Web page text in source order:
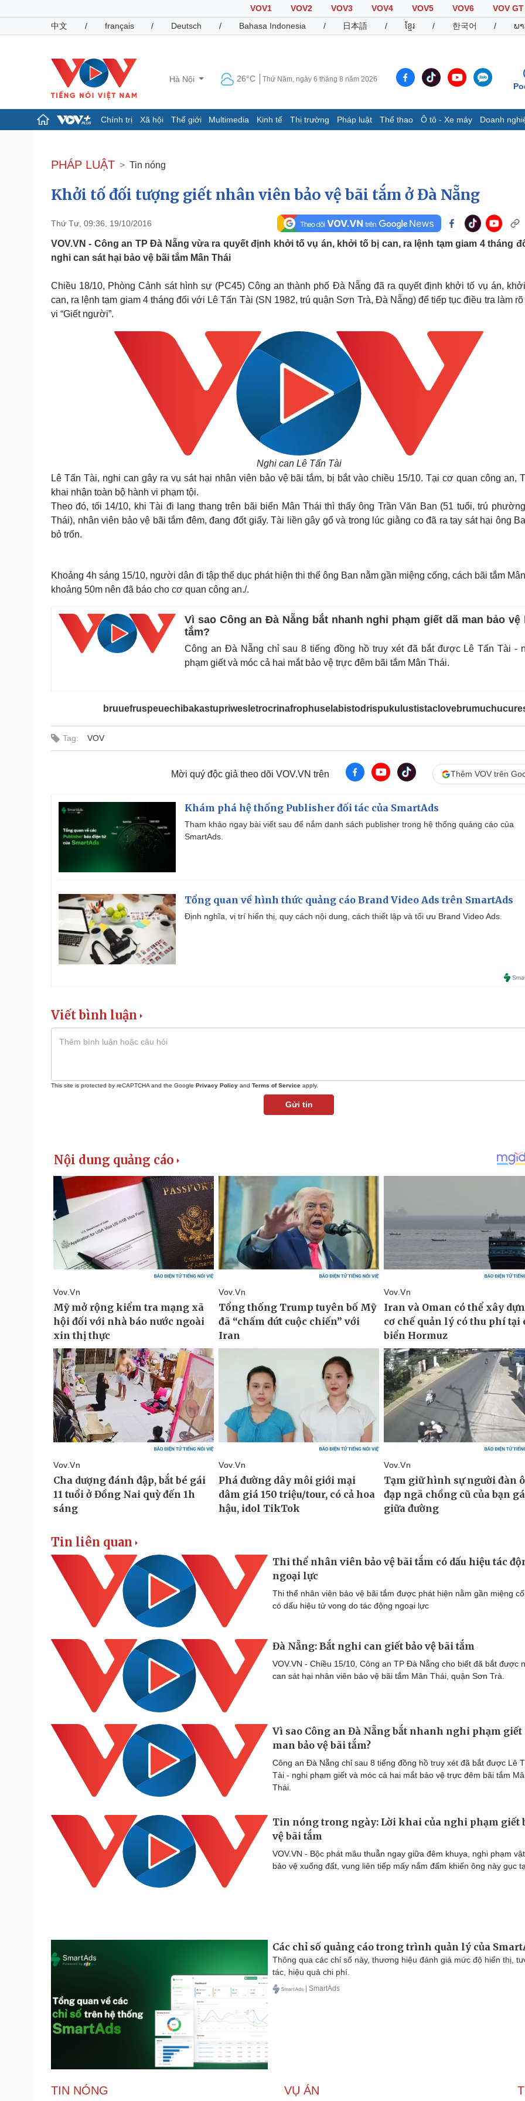
VOV1 VOV2 VOV3 VOV4 VOV5 VOV6
VOV GT
中文
/ français / Deutsch / Bahasa Indonesia / 日本語 / ខ្មែរ / 한국어 / ພ
Hà Nội 26°C Thứ Năm, ngày 6 tháng 8 năm 2026
Chính trị Xã hội Thế giới Multimedia Kinh tế Thị trường Pháp luật Thể thao Ô tô - Xe máy Doanh
Đảng
Tổ chức nhân sự
Nhận diện sự thật
Dấu ấn VOV
Infographic
Pháp luật
Vụ án
Tư vấn luật
Quân sự - Quốc phòng
Vũ khí
Phân tích
Thể thao
Thế giới thể thao
eSports
Hậu trường
Ô tô - Xe máy
Tư vấn
Dinh dưỡng - món ngon
Nhà đẹp
Blog
Tình yêu - Gia đình
Sân khấu - Điện ảnh
Âm nhạc
Di sản
Nghệ sĩ
Thời trang
Sao Việt
PHÁP LUẬT Tin nóng
Khởi tố đối tượng giết nhân viên bảo vệ bãi tắm ở Đà Nẵng
Thứ Tư, 09:36, 19/10/2016
VOV.VN - Công an TP Đà Nẵng vừa ra quyết định khởi tố vụ án, khởi tố bị can, ra lệnh tạm giam 4 tháng
nghi can sát hại bảo vệ bãi tắm Mân Thái
Chiều 18/10, Phòng Cảnh sát hình sự (PC45) Công an thành phố Đà Nẵng đã ra quyết định khởi tố vụ án,
can, ra lệnh tạm giam 4 tháng đối với Lê Tấn Tài (SN 1982, trú quận Sơn Trà, Đà Nẵng) để tiếp tục điều tra làm
vi “Giết người”.
Nghi can Lê Tấn Tài
Lê Tấn Tài, nghi can gây ra vụ sát hại nhân viên bảo vệ bãi tắm, bị bắt vào chiều 15/10. Tại cơ quan công an,
khai nhận toàn bộ hành vi phạm tội.
Theo đó, tối 14/10, khi Tài đi lang thang trên bãi biển Mân Thái thì thấy ông Trần Văn Ban (51 tuổi, trú
Thái), nhân viên bảo vệ bãi tắm đêm, đang đốt giấy. Tài liền gây gổ và trong lúc giằng co đã ra tay sát hại ông
bỏ trốn.
Khoảng 4h sáng 15/10, người dân đi tập thể dục phát hiện thi thể ông Ban nằm gần miệng cống, cách bãi tắm
khoảng 50m nên đã báo cho cơ quan công an./.
Vì sao Công an Đà Nẵng bắt nhanh nghi phạm giết dã man bảo vệ
tắm?
Công an Đà Nẵng chỉ sau 8 tiếng đồng hồ truy xét đã bắt được Lê Tấn Tài -
phạm giết và móc cả hai mắt bảo vệ trực đêm bãi tắm Mân Thái.
Tag: VOV
Mời quý độc giả theo dõi VOV.VN trên Thêm VOV trên
Khám phá hệ thống Publisher đối tác của SmartAds
Tham khảo ngay bài viết sau để nắm danh sách publisher trong hệ thống quảng cáo của
SmartAds.
Tổng quan về hình thức quảng cáo Brand Video Ads trên SmartAds
Định nghĩa, vị trí hiển thị, quy cách nội dung, cách thiết lập và tối ưu Brand Video Ads.
Viết bình luận
This site is protected by reCAPTCHA and the Google Privacy Policy and Terms of Service apply.
Gửi tin
Tin liên quan
Thi thể nhân viên bảo vệ bãi tắm có dấu hiệu tác
ngoại lực
Thi thể nhân viên bảo vệ bãi tắm được phát hiện nằm gần miệng
có dấu hiệu tử vong do tác động ngoại lực
Đà Nẵng: Bắt nghi can giết bảo vệ bãi tắm
VOV.VN - Chiều 15/10, Công an TP Đà Nẵng cho biết đã bắt được
can sát hại nhân viên bảo vệ bãi tắm Mân Thái, quận Sơn Trà.
Vì sao Công an Đà Nẵng bắt nhanh nghi phạm giết
man bảo vệ bãi tắm?
Công an Đà Nẵng chỉ sau 8 tiếng đồng hồ truy xét đã bắt được Lê
Tài - nghi phạm giết và móc cả hai mắt bảo vệ trực đêm bãi tắm
Thái.
Tin nóng trong ngày: Lời khai của nghi phạm giết
vệ bãi tắm
VOV.VN - Bộc phát mâu thuẫn ngay giữa đêm khuya, nghi phạm
bảo vệ xuống đất, vung liên tiếp mấy nắm đấm khiến ông này gục
Các chỉ số quảng cáo trong trình quản lý của
Thông qua các chỉ số này, thương hiệu đánh giá mức độ hiển thị,
tác, hiệu quả chi phí.
| SmartAds
TIN NÓNG VỤ ÁN